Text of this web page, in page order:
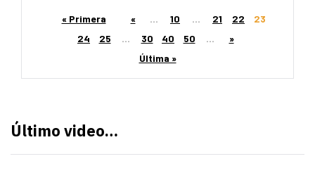
« Primera « ... 10 ... 21 22
23
24
25 ... 30 40 50 ...
»
Última »
Último video…